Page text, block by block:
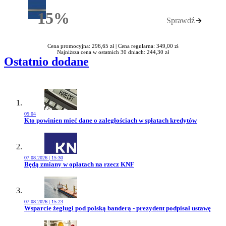
15%Rabatu Sprawdź
Cena promocyjna: 296,65 zł | Cena regularna: 349,00 zł
Najniższa cena w ostatnich 30 dniach: 244,30 zł
Ostatnio dodane
05:04
Przejdź do artykułu:
Kto powinien mieć dane o zaległościach w spłatach kredytów
07.08.2026 | 15:30
Przejdź do artykułu:
Będą zmiany w opłatach na rzecz KNF
07.08.2026 | 15:23
Przejdź do artykułu:
Wsparcie żeglugi pod polską banderą - prezydent podpisał ustawę